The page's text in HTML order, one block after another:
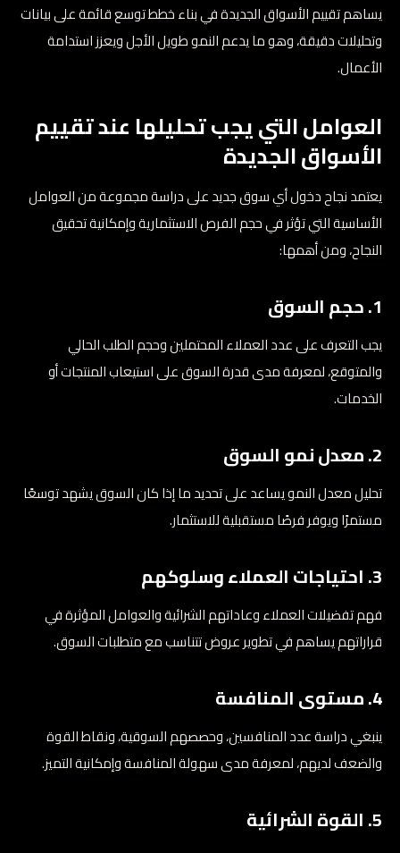
يساهم تقييم الأسواق الجديدة في بناء خطط توسع قائمة على بيانات
وتحليلات دقيقة، وهو ما يدعم النمو طويل الأجل ويعزز استدامة
الأعمال.
العوامل التي يجب تحليلها عند تقييم
الأسواق الجديدة
يعتمد نجاح دخول أي سوق جديد على دراسة مجموعة من العوامل
الأساسية التي تؤثر في حجم الفرص الاستثمارية وإمكانية تحقيق
النجاح، ومن أهمها:
1. حجم السوق
يجب التعرف على عدد العملاء المحتملين وحجم الطلب الحالي
والمتوقع، لمعرفة مدى قدرة السوق على استيعاب المنتجات أو
الخدمات.
2. معدل نمو السوق
تحليل معدل النمو يساعد على تحديد ما إذا كان السوق يشهد توسعًا
مستمرًا ويوفر فرصًا مستقبلية للاستثمار.
3. احتياجات العملاء وسلوكهم
فهم تفضيلات العملاء وعاداتهم الشرائية والعوامل المؤثرة في
قراراتهم يساهم في تطوير عروض تتناسب مع متطلبات السوق.
4. مستوى المنافسة
ينبغي دراسة عدد المنافسين، وحصصهم السوقية، ونقاط القوة
والضعف لديهم، لمعرفة مدى سهولة المنافسة وإمكانية التميز.
5. القوة الشرائية